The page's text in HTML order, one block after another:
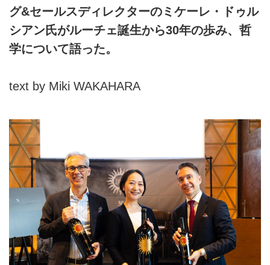
グ&セールスディレクターのミケーレ・ドゥル
シアン氏がルーチェ誕生から30年の歩み、哲
学について語った。
text by Miki WAKAHARA